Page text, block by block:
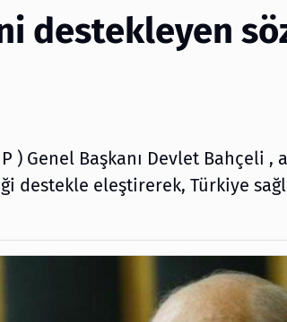
destekleyen
) Genel Başkanı Devlet Bahçeli ,
destekle eleştirerek, Türkiye